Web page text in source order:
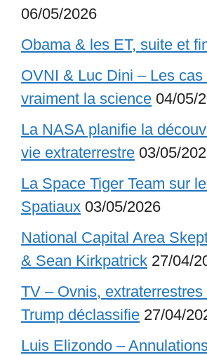
06/05/2026
Obama & les ET, suite et
OVNI & Luc Dini – Les
vraiment la science 04/05/
La NASA planifie la
vie extraterrestre 03/05/
La Space Tiger Team sur
Spatiaux 03/05/2026
National Capital Area
& Sean Kirkpatrick 27/04/
TV – Ovnis, extraterrestres
Trump déclassifie 27/04/
Luis Elizondo –